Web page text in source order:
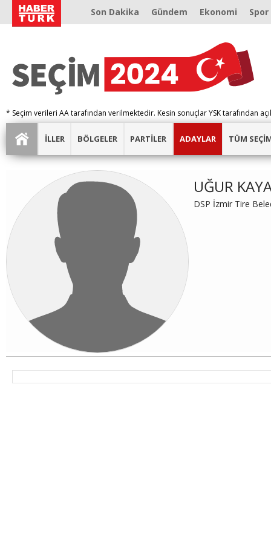
Son Dakika Gündem Ekonomi Spor
* Seçim verileri AA tarafından verilmektedir. Kesin sonuçlar YSK tarafından
İLLER BÖLGELER PARTİLER ADAYLAR TÜM
UĞUR
DSP İzmir Tire